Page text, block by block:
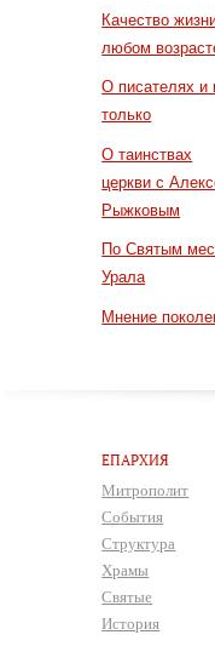
Качество
любом
О писателях и
только
О таинствах
церкви с
Рыжковым
По Святым
Урала
Мнение
ЕПАРХИЯ
Митрополит
События
Структура
Храмы
Святые
История